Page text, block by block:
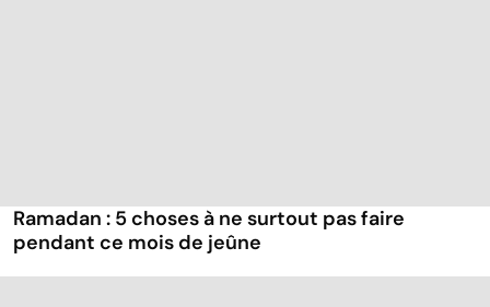
Ramadan : 5 choses à ne surtout pas faire
pendant ce mois de jeûne